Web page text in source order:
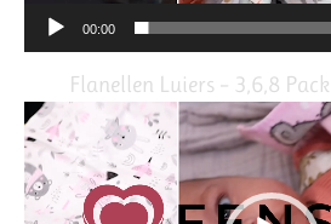
00:00
Flanellen Luiers – 3,6,8
Video
Player